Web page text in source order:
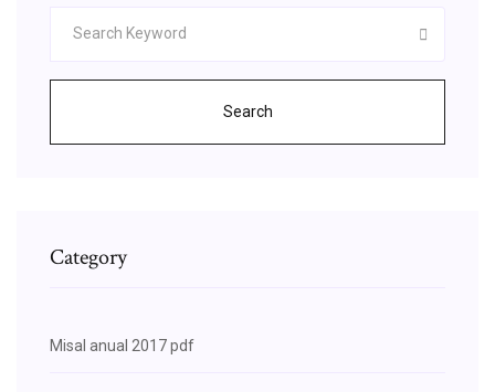
Search
Category
Misal anual 2017 pdf